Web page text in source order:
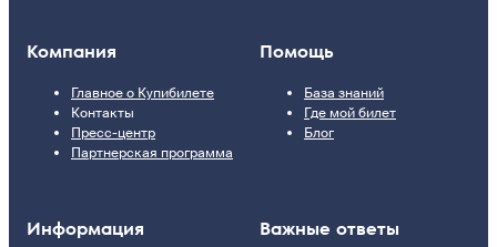
Компания
Главное о Купибилете
Контакты
Пресс-центр
Партнерская программа
Помощь
База знаний
Где мой билет
Блог
Информация Важные ответы